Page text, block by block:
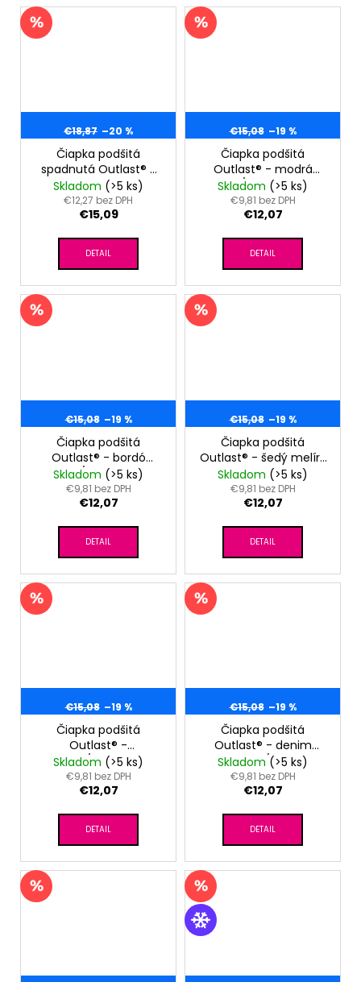
€18,87 –20 %
Čiapka podšitá
spadnutá Outlast® -
bordó
melír/sv.pudrová
Skladom (>5 ks)
€12,27 bez DPH
€15,09
DETAIL
€15,08 –19 %
Čiapka podšitá
Outlast® - modrá
melír/modrá royal
Skladom (>5 ks)
€9,81 bez DPH
€12,07
DETAIL
€15,08 –19 %
Čiapka podšitá
Outlast® - bordó
melír/sv.pudrová
Skladom (>5 ks)
€9,81 bez DPH
€12,07
DETAIL
€15,08 –19 %
Čiapka podšitá
Outlast® - šedý melír/
šedý melír
Skladom (>5 ks)
€9,81 bez DPH
€12,07
DETAIL
€15,08 –19 %
Čiapka podšitá
Outlast® -
orchidea/levanduľová
Skladom (>5 ks)
€9,81 bez DPH
€12,07
DETAIL
€15,08 –19 %
Čiapka podšitá
Outlast® - denim
štvorce/čierna
Skladom (>5 ks)
€9,81 bez DPH
€12,07
DETAIL